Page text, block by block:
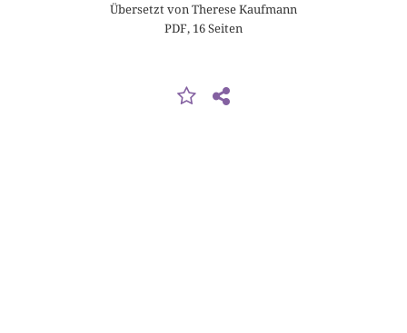
Übersetzt von Therese Kaufmann
PDF, 16 Seiten